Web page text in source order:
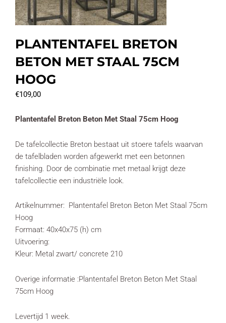
PLANTENTAFEL BRETON
BETON MET STAAL 75CM
HOOG
€109,00
Plantentafel Breton Beton Met Staal 75cm Hoog
De tafelcollectie Breton bestaat uit stoere tafels waarvan
de tafelbladen worden afgewerkt met een betonnen
finishing. Door de combinatie met metaal krijgt deze
tafelcollectie een industriële look.
Artikelnummer: Plantentafel Breton Beton Met Staal 75cm
Hoog
Formaat: 40x40x75 (h) cm
Uitvoering:
Kleur: Metal zwart/ concrete 210
Overige informatie :Plantentafel Breton Beton Met Staal
75cm Hoog
Levertijd 1 week.